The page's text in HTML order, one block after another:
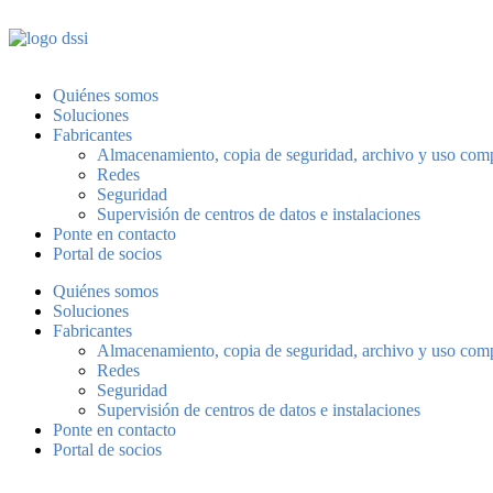
Quiénes somos
Soluciones
Fabricantes
Almacenamiento, copia de seguridad, archivo y uso
Redes
Seguridad
Supervisión de centros de datos e instalaciones
Ponte en contacto
Portal de socios
Quiénes somos
Soluciones
Fabricantes
Almacenamiento, copia de seguridad, archivo y uso
Redes
Seguridad
Supervisión de centros de datos e instalaciones
Ponte en contacto
Portal de socios